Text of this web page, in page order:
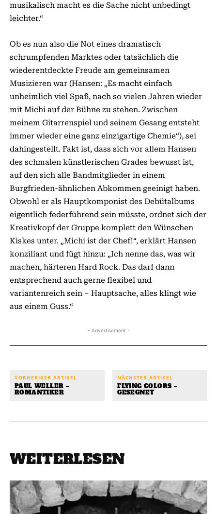
musikalisch macht es die Sache nicht unbedingt
leichter.“
Ob es nun also die Not eines dramatisch
schrumpfenden Marktes oder tatsächlich die
wiederentdeckte Freude am gemeinsamen
Musizieren war (Hansen: „Es macht einfach
unheimlich viel Spaß, nach so vielen Jahren wieder
mit Michi auf der Bühne zu stehen. Zwischen
meinem Gitarrenspiel und seinem Gesang entsteht
immer wieder eine ganz einzigartige Chemie“), sei
dahingestellt. Fakt ist, dass sich vor allem Hansen
des schmalen künstlerischen Grades bewusst ist,
auf den sich alle Bandmitglieder in einem
Burgfrieden-ähnlichen Abkommen geeinigt haben.
Obwohl er als Hauptkomponist des Debütalbums
eigentlich federführend sein müsste, ordnet sich der
Kreativkopf der Gruppe komplett den Wünschen
Kiskes unter. „Michi ist der Chef!“, erklärt Hansen
konziliant und fügt hinzu: „Ich nenne das, was wir
machen, härteren Hard Rock. Das darf dann
entsprechend auch gerne flexibel und
variantenreich sein – Hauptsache, alles klingt wie
aus einem Guss.“
- Advertisement -
VORHERIGER ARTIKEL
PAUL WELLER –
ROMANTIKER
NÄCHSTER ARTIKEL
FLYING COLORS –
GESEGNET
WEITERLESEN